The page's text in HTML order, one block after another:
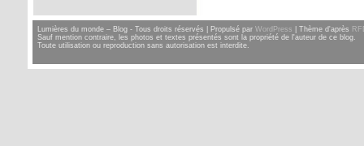
Lumières du monde – Blog - Tous droits réservés | Propulsé par WordPress | Thème d'après
Sauf mention contraire, les photos et textes présentés sont la propriété de l'auteur de ce blog.
Toute utilisation ou reproduction sans autorisation est interdite.